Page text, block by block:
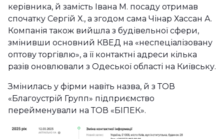
керівника, й замість Івана М. посаду отримав
спочатку Сергій Х., а згодом сама Чінар Хассан А.
Компанія також вийшла з будівельної сфери,
змінивши основний КВЕД на «неспеціалізовану
оптову торгівлю», а її контактні адреси кілька
разів оновлювали з Одеської області на Київську.
Змінилась у фірми навіть назва, й з ТОВ
«Благоустрій Групп» підприємство
перейменували на ТОВ «БІПЕК».